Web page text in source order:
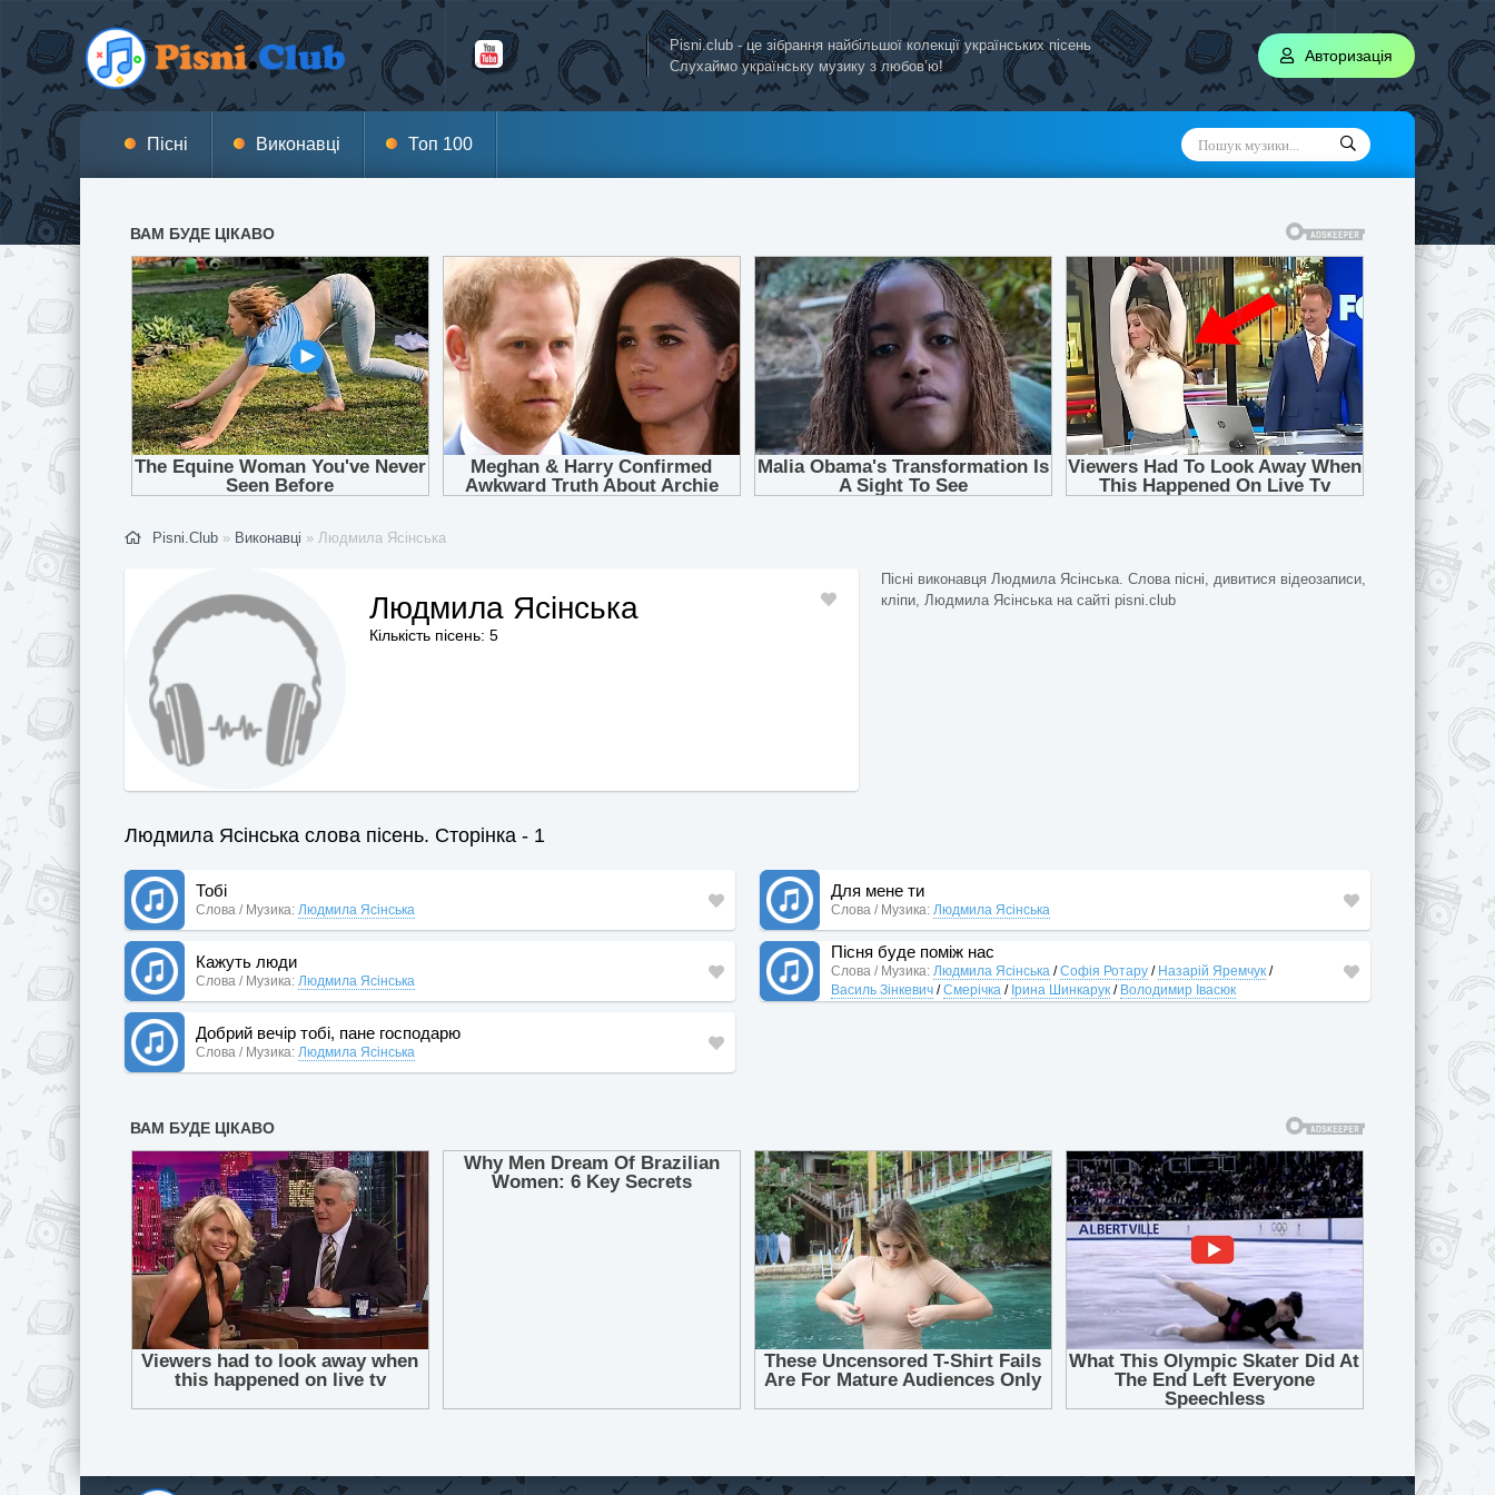
Pisni.club - це зібрання найбільшої колекції українських пісень
Слухаймо українську музику з любов’ю!
Авторизація
Пісні Виконавці Топ 100
Pisni.Club » Виконавці » Людмила Ясінська
Людмила Ясінська
Кількість пісень: 5
Пісні виконавця Людмила Ясінська. Слова пісні, дивитися відеозаписи,
кліпи, Людмила Ясінська на сайті pisni.club
Людмила Ясінська слова пісень. Сторінка - 1
Тобі
Слова / Музика: Людмила Ясінська
Для мене ти
Слова / Музика: Людмила Ясінська
Кажуть люди
Слова / Музика: Людмила Ясінська
Пісня буде поміж нас
Слова / Музика: Людмила Ясінська /Софія Ротару / Назарій Яремчук /
Василь Зінкевич /Смерічка / Ірина Шинкарук / Володимир Івасюк
Добрий вечір тобі, пане господарю
Слова / Музика: Людмила Ясінська